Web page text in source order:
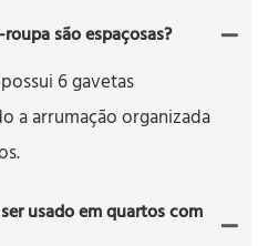
são espaçosas?
6 gavetas
a arrumação organizada
usado em quartos com